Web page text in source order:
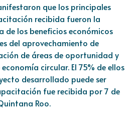
que los principales
recibida fueron la
de los beneficios económicos
del aprovechamiento de
de áreas de oportunidad y
circular. El 75% de ellos
desarrollado puede ser
fue recibida por 7 de
Roo.